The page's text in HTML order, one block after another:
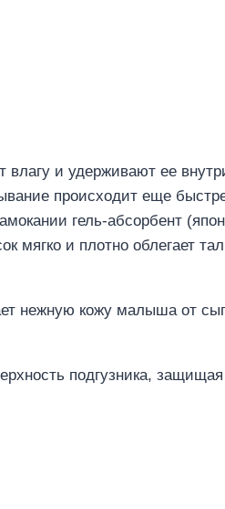
влагу и удерживают ее
происходит еще
гель-абсорбент
мягко и плотно облегает
нежную кожу малыша от
подгузника,